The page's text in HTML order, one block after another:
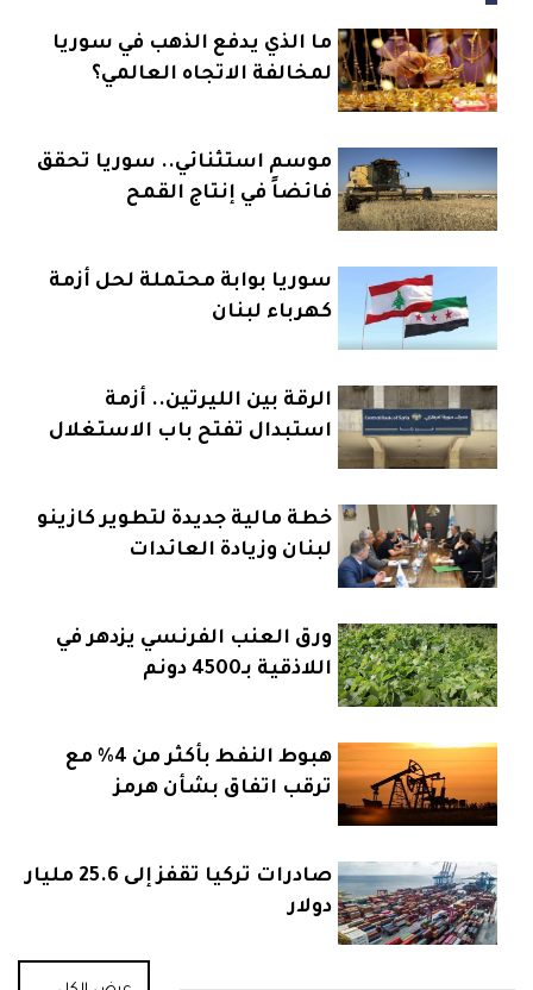
ما الذي يدفع الذهب في سوريا
لمخالفة الاتجاه العالمي؟
موسم استثنائي.. سوريا تحقق
فائضاً في إنتاج القمح
سوريا بوابة محتملة لحل أزمة
كهرباء لبنان
الرقة بين الليرتين.. أزمة
استبدال تفتح باب الاستغلال
خطة مالية جديدة لتطوير كازينو
لبنان وزيادة العائدات
ورق العنب الفرنسي يزدهر في
اللاذقية بـ4500 دونم
هبوط النفط بأكثر من 4% مع
ترقب اتفاق بشأن هرمز
صادرات تركيا تقفز إلى 25.6 مليار
دولار